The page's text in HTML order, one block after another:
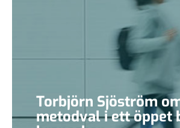
Torbjörn Sjöström
metodval i ett öppet